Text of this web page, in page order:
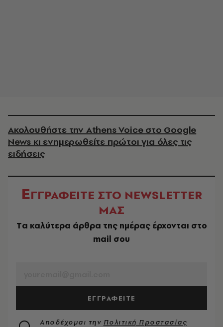
Ακολουθήστε την Athens Voice στο Google
News κι ενημερωθείτε πρώτοι για όλες τις
ειδήσεις
ΕΓΓΡΑΦΕΙΤΕ ΣΤΟ NEWSLETTER
ΜΑΣ
Tα καλύτερα άρθρα της ημέρας έρχονται στο
mail σου
ΕΓΓΡΑΦΕΙΤΕ
Αποδέχομαι την Πολιτική Προστασίας